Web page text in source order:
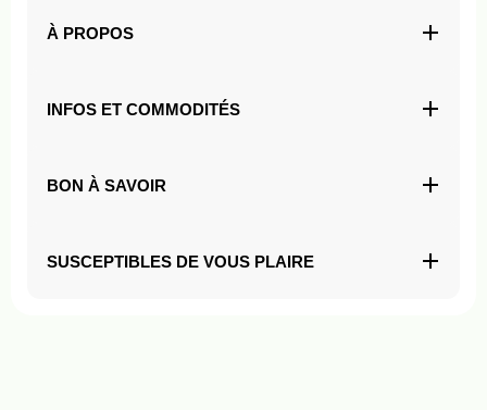
À PROPOS
INFOS ET COMMODITÉS
BON À SAVOIR
SUSCEPTIBLES DE VOUS PLAIRE